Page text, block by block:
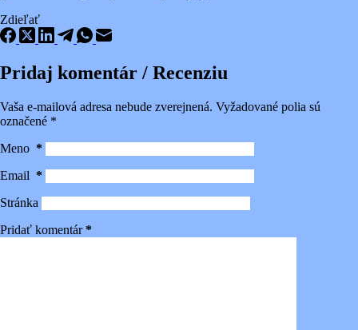
Zdieľať
Pridaj komentár / Recenziu
Vaša e-mailová adresa nebude zverejnená. Vyžadované polia sú
označené *
Meno *
Email *
Stránka
Pridať komentár*